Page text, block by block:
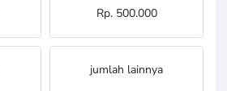
Rp. 500.000
jumlah lainnya